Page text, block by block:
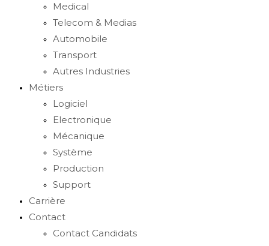
Medical
Telecom & Medias
Automobile
Transport
Autres Industries
Métiers
Logiciel
Electronique
Mécanique
Système
Production
Support
Carrière
Contact
Contact Candidats